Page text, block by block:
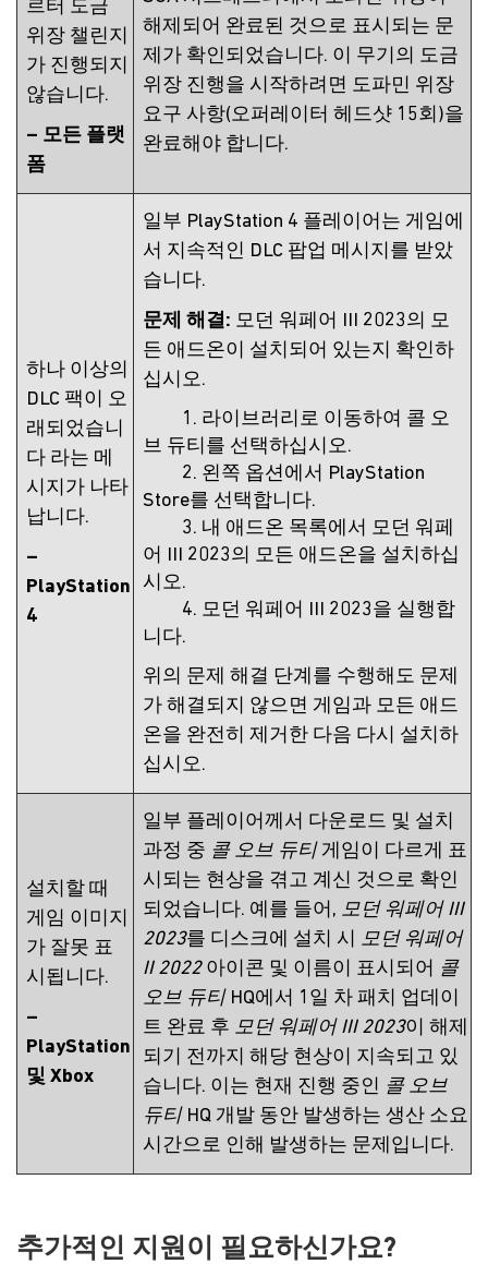
르터 도금
위장 챌린지
가 진행되지
않습니다.
– 모든 플랫
폼
해제되어 완료된 것으로 표시되는 문
제가 확인되었습니다. 이 무기의 도금
위장 진행을 시작하려면 도파민 위장
요구 사항(오퍼레이터 헤드샷 15회)을
완료해야 합니다.
하나 이상의
DLC 팩이 오
래되었습니
다 라는 메
시지가 나타
납니다.
–
PlayStation
4
일부 PlayStation 4 플레이어는 게임에
서 지속적인 DLC 팝업 메시지를 받았
습니다.
문제 해결: 모던 워페어 III 2023의 모
든 애드온이 설치되어 있는지 확인하
십시오.
1. 라이브러리로 이동하여 콜 오
브 듀티를 선택하십시오.
2. 왼쪽 옵션에서 PlayStation
Store를 선택합니다.
3. 내 애드온 목록에서 모던 워페
어 III 2023의 모든 애드온을 설치하십
시오.
4. 모던 워페어 III 2023을 실행합
니다.
위의 문제 해결 단계를 수행해도 문제
가 해결되지 않으면 게임과 모든 애드
온을 완전히 제거한 다음 다시 설치하
십시오.
설치할 때
게임 이미지
가 잘못 표
시됩니다.
–
PlayStation
및 Xbox
일부 플레이어께서 다운로드 및 설치
과정 중 콜 오브 듀티 게임이 다르게 표
시되는 현상을 겪고 계신 것으로 확인
되었습니다. 예를 들어, 모던 워페어 III
2023를 디스크에 설치 시 모던 워페어
II 2022아이콘 및 이름이 표시되어 콜
오브 듀티 HQ에서 1일 차 패치 업데이
트 완료 후 모던 워페어 III 2023이 해제
되기 전까지 해당 현상이 지속되고 있
습니다. 이는 현재 진행 중인 콜 오브
듀티 HQ 개발 동안 발생하는 생산 소요
시간으로 인해 발생하는 문제입니다.
추가적인 지원이 필요하신가요?